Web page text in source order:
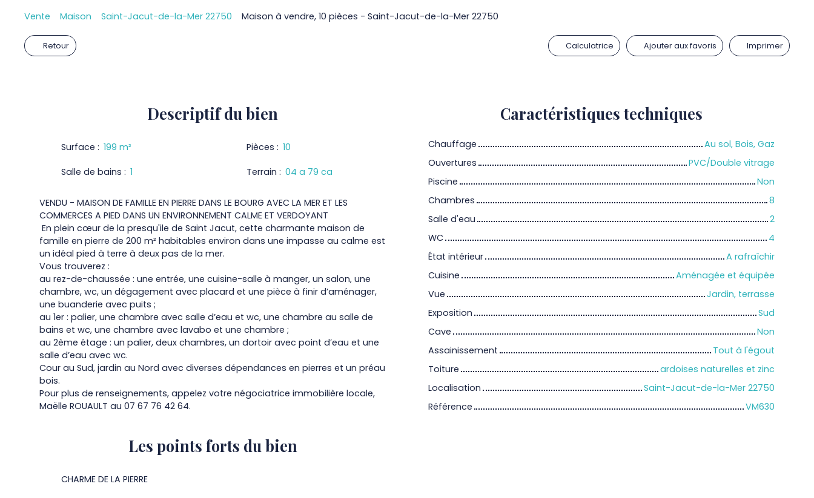
Vente Maison Saint-Jacut-de-la-Mer 22750 Maison à vendre, 10 pièces - Saint-Jacut-de-la-Mer 22750
Retour Calculatrice Ajouter aux favoris Imprimer
Descriptifdu bien
Surface : 199 m² Pièces : 10
Salle de bains : 1 Terrain : 04 a 79 ca
VENDU - MAISON DE FAMILLE EN PIERRE DANS LE BOURG AVEC LA MER ET LES
COMMERCES A PIED DANS UN ENVIRONNEMENT CALME ET VERDOYANT
En plein cœur de la presqu'ile de Saint Jacut, cette charmante maison de
famille en pierre de 200 m² habitables environ dans une impasse au calme est
un idéal pied à terre à deux pas de la mer.
Vous trouverez :
au rez-de-chaussée : une entrée, une cuisine-salle à manger, un salon, une
chambre, wc, un dégagement avec placard et une pièce à finir d’aménager,
une buanderie avec puits ;
au 1er : palier, une chambre avec salle d’eau et wc, une chambre au salle de
bains et wc, une chambre avec lavabo et une chambre ;
au 2ème étage : un palier, deux chambres, un dortoir avec point d’eau et une
salle d’eau avec wc.
Cour au Sud, jardin au Nord avec diverses dépendances en pierres et un préau
bois.
Pour plus de renseignements, appelez votre négociatrice immobilière locale,
Maëlle ROUAULT au 07 67 76 42 64.
Les points forts du bien
CHARME DE LA PIERRE
Caractéristiques techniques
Chauffage
Au sol, Bois, Gaz
Ouvertures
PVC/Double vitrage
Piscine
Non
Chambres
8
Salle d'eau
2
WC
4
État intérieur
A rafraîchir
Cuisine
Aménagée et équipée
Vue
Jardin, terrasse
Exposition
Sud
Cave
Non
Assainissement
Tout à l'égout
Toiture
ardoises naturelles et zinc
Localisation
Saint-Jacut-de-la-Mer 22750
Référence
VM630